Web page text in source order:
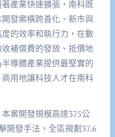
產業快速擴張，南科既
發案橫跨善化、新市與
的效率和執行力，在數
補償費的發放、抵價地
導體產業提供最堅實的
用地讓科技人才在南科
案開發規模高達375公
開發手法，全區規劃37.6